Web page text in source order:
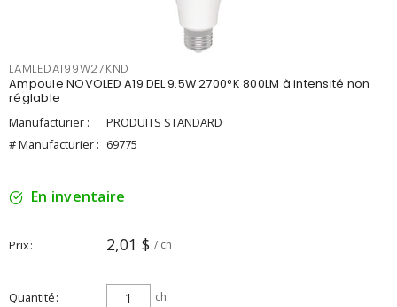
LAMLEDA199W27KND
Ampoule NOVOLED A19 DEL 9.5W 2700°K 800LM à intensité non
réglable
Manufacturier :
PRODUITS STANDARD
# Manufacturier : 69775
En inventaire
Prix 2,01 $ / ch
Quantité ch